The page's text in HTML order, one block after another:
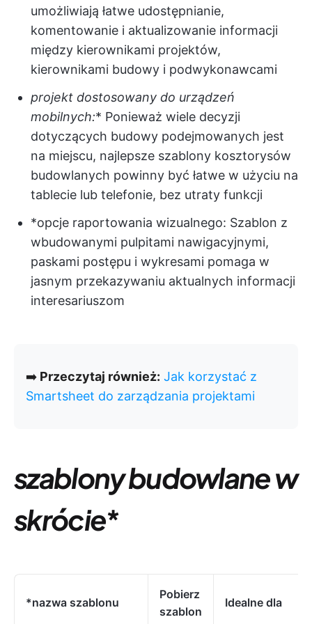
umożliwiają łatwe udostępnianie,
komentowanie i aktualizowanie informacji
między kierownikami projektów,
kierownikami budowy i podwykonawcami
projekt dostosowany do urządzeń
mobilnych:* Ponieważ wiele decyzji
dotyczących budowy podejmowanych jest
na miejscu, najlepsze szablony kosztorysów
budowlanych powinny być łatwe w użyciu na
tablecie lub telefonie, bez utraty funkcji
*opcje raportowania wizualnego: Szablon z
wbudowanymi pulpitami nawigacyjnymi,
paskami postępu i wykresami pomaga w
jasnym przekazywaniu aktualnych informacji
interesariuszom
➡️ Przeczytaj również: Jak korzystać z
Smartsheet do zarządzania projektami
szablony budowlane w
skrócie*
*nazwa szablonu
Pobierz
szablon
Idealne dla